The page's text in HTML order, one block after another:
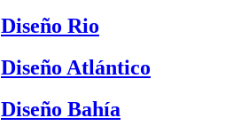
Diseño Rio
Diseño Atlántico
Diseño Bahía